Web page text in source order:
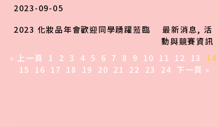
2023-09-05
2023 化妝品年會歡迎同學踴躍蒞臨
最新消息, 活
動與競賽資訊
« 上一頁
1 2 3 4 5 6 7 8 9 10 11 12 13
14
15 16 17 18 19 20 21 22 23 24 下一頁 »